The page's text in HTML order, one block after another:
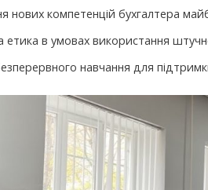
нових компетенцій бухгалтера
етика в умовах використання
навчання для підтримки